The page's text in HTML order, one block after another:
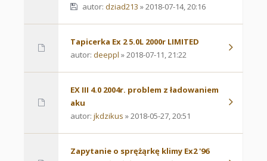
autor: dziad213 » 2018-07-14, 20:16
Tapicerka Ex 2 5.0L 2000r LIMITED
autor: deeppl » 2018-07-11, 21:22
EX III 4.0 2004r. problem z ładowaniem
aku
autor: jkdzikus » 2018-05-27, 20:51
Zapytanie o sprężąrkę klimy Ex2 '96